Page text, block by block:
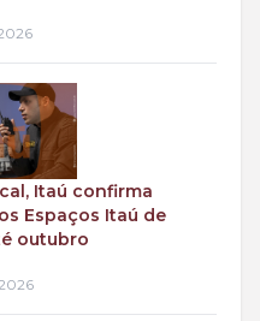
Itaú confirma
Espaços Itaú de
outubro